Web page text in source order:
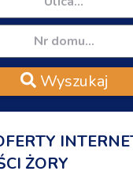
Wyszukaj
ŻORY